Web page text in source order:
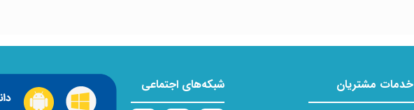
خدمات مشتریان
شبکه‌های اجتماعی